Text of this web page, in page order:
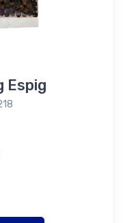
Espig